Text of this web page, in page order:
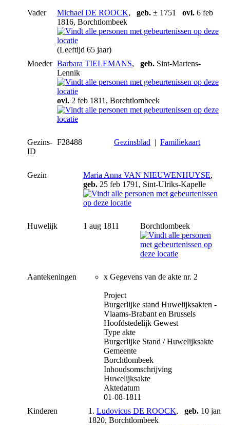
Vader Michael DE ROOCK, geb. ± 1751 ovl. 6 feb
1816, Borchtlombeek
(Leeftijd 65 jaar)
Moeder Barbara TIELEMANS, geb. Sint-Martens-
Lennik
ovl. 2 feb 1811, Borchtlombeek
Gezins-
ID
F28488 Gezinsblad | Familiekaart
Gezin Maria Anna VAN NIEUWENHUYSE,
geb. 25 feb 1791, Sint-Ulriks-Kapelle
Huwelijk 1 aug 1811 Borchtlombeek
Aantekeningen x Gegevens van de akte nr. 2
Project
Burgerlijke stand Huwelijksakten -
Vlaams-Brabant en Brussels
Hoofdstedelijk Gewest
Type akte
Burgerlijke Stand / Huwelijksakte
Gemeente
Borchtlombeek
Inhoudsomschrijving
Huwelijksakte
Aktedatum
01-08-1811
Kinderen
1. Ludovicus DE ROOCK, geb. 10 jan
1820, Borchtlombeek